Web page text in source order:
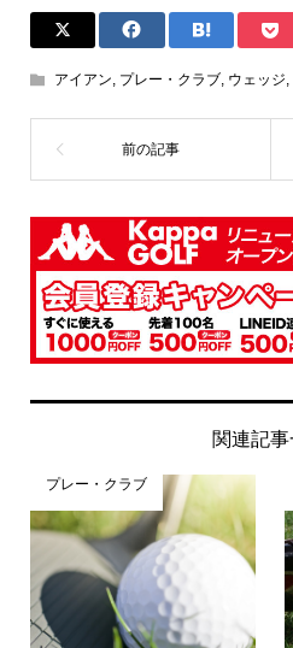
アイアン, プレー・クラブ, ウェッジ,
関連記
プレー・クラブ